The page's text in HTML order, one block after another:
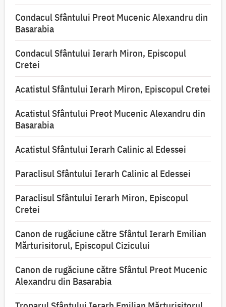
Condacul Sfântului Preot Mucenic Alexandru din
Basarabia
Condacul Sfântului Ierarh Miron, Episcopul
Cretei
Acatistul Sfântului Ierarh Miron, Episcopul Cretei
Acatistul Sfântului Preot Mucenic Alexandru din
Basarabia
Acatistul Sfântului Ierarh Calinic al Edessei
Paraclisul Sfântului Ierarh Calinic al Edessei
Paraclisul Sfântului Ierarh Miron, Episcopul
Cretei
Canon de rugăciune către Sfântul Ierarh Emilian
Mărturisitorul, Episcopul Cizicului
Canon de rugăciune către Sfântul Preot Mucenic
Alexandru din Basarabia